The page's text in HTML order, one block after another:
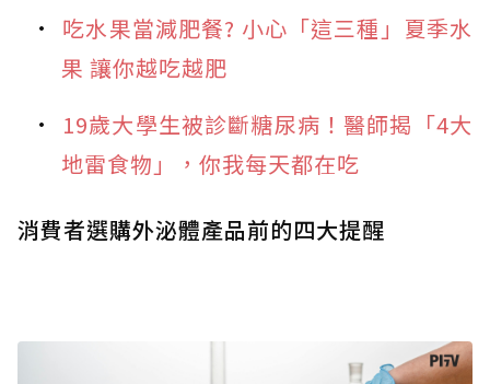
吃水果當減肥餐? 小心「這三種」夏季水
果 讓你越吃越肥
19歲大學生被診斷糖尿病！醫師揭「4大
地雷食物」，你我每天都在吃
消費者選購外泌體產品前的四大提醒